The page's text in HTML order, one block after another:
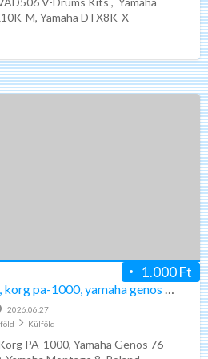
M, Yamaha DTX8K-X
1.000 Ft
Korg pa5x , korg pa4x, korg pa-1000, yamaha genos 76-key, yamaha psr-sx900
2026.06.27
Külföld
PA-1000, Yamaha Genos 76-